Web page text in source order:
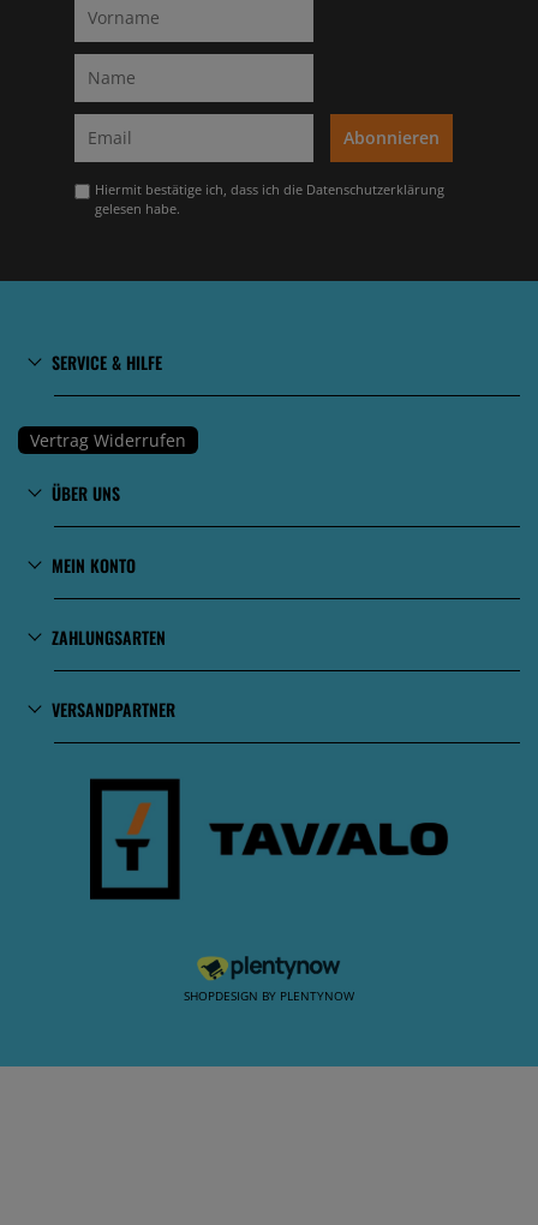
Abonnieren
Hiermit bestätige ich, dass ich die Datenschutzerklärung
gelesen habe.
SERVICE & HILFE
Vertrag Widerrufen
ÜBER UNS
MEIN KONTO
ZAHLUNGSARTEN
VERSANDPARTNER
SHOPDESIGN BY PLENTYNOW